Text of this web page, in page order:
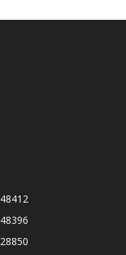
48412
48396
28850